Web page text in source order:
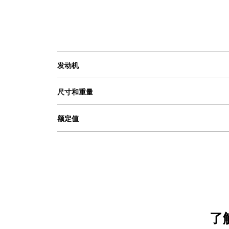
发动机
尺寸和重量
额定值
了